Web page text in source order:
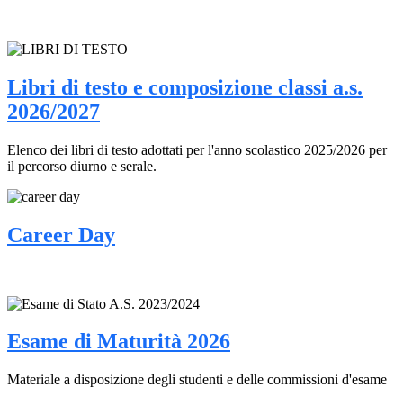
Libri di testo e composizione classi a.s.
2026/2027
Elenco dei libri di testo adottati per l'anno scolastico 2025/2026 per
il percorso diurno e serale.
Career Day
Esame di Maturità 2026
Materiale a disposizione degli studenti e delle commissioni d'esame